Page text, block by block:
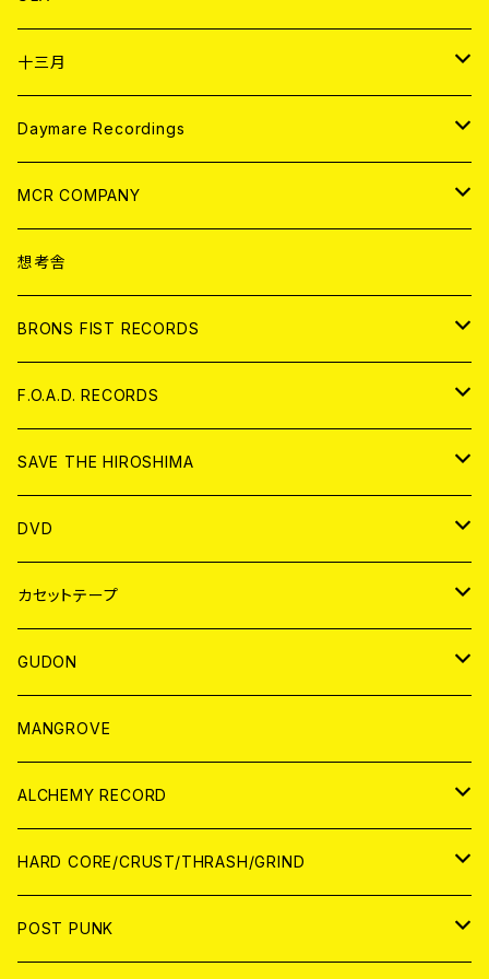
ANALOG
アパレル
CD
ANALOG
十三月
CD
ANALOG
Daymare Recordings
CD
ANALOG
MCR COMPANY
CD
アパレル
ANALOG
想考舎
BRONS FIST RECORDS
CD
ANALOG
F.O.A.D. RECORDS
CD
ANALOG
SAVE THE HIROSHIMA
アパレル
BADGE
DVD
JAPAN
WORLD
カセットテープ
JAPAN
WORLD
GUDON
アパレル
PATCH
アナログ
DIGITAL CONTENTS
MANGROVE
ALCHEMY RECORD
CD
ANALOG
HARD CORE/CRUST/THRASH/GRIND
JAPAN
POST PUNK